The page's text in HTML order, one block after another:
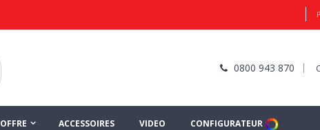
0800 943 870
ACCESSOIRES VIDEO CONFIGURATEUR